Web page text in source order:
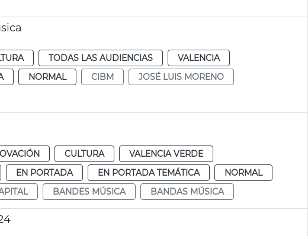
TODAS LAS AUDIENCIAS
VALENCIA
NORMAL CIBM
JOSÉ LUIS MORENO
CULTURA
VALENCIA VERDE
EN PORTADA EN PORTADA TEMÁTICA
NORMAL
BANDES MÚSICA BANDAS MÚSICA